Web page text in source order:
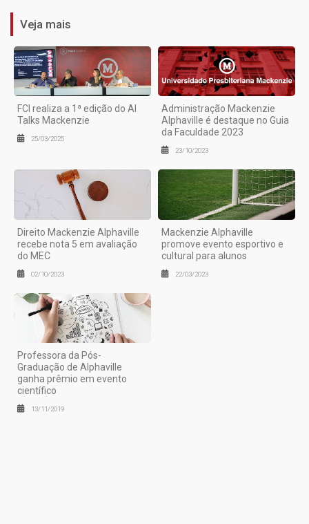
Veja mais
FCI realiza a 1ª edição do AI
Talks Mackenzie
25/03/2025
Administração Mackenzie
Alphaville é destaque no Guia
da Faculdade 2023
23/10/2023
Direito Mackenzie Alphaville
recebe nota 5 em avaliação
do MEC
02/10/2023
Mackenzie Alphaville
promove evento esportivo e
cultural para alunos
22/03/2023
Professora da Pós-
Graduação de Alphaville
ganha prêmio em evento
científico
13/11/2019